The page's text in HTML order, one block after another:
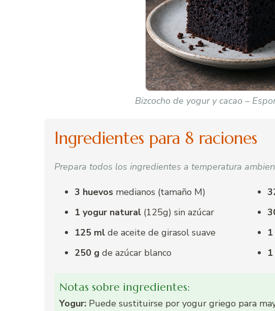
Bizcocho de yogur y cacao –
Ingredientes para 8 raciones
Prepara todos los ingredientes a temperatura
3 huevos medianos (tamaño M)
1 yogur natural (125g) sin azúcar
125 ml de aceite de girasol suave
250 g de azúcar blanco
Notas sobre ingredientes:
Yogur: Puede sustituirse por yogur griego para